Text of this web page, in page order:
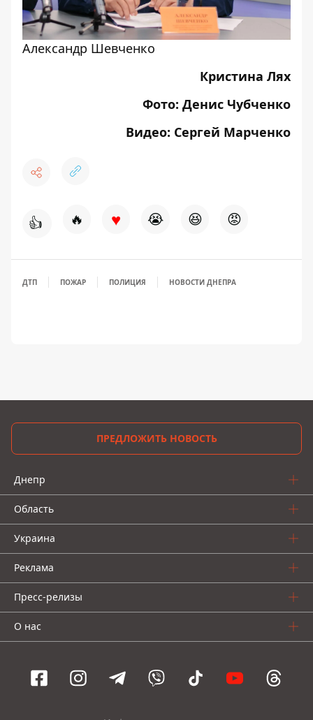
Александр Шевченко
Кристина Лях
Фото: Денис Чубченко
Видео: Сергей Марченко
👍 🔥 ♥ 😭 😆 😡
ДТП ПОЖАР ПОЛИЦИЯ НОВОСТИ ДНЕПРА
ПРЕДЛОЖИТЬ НОВОСТЬ
Днепр
Область
Украина
Реклама
Пресс-релизы
О нас